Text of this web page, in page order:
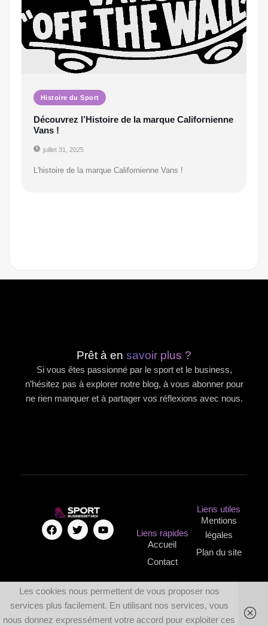
Histoire du Sport
Découvrez l’Histoire de la marque Californienne
Vans !
juillet 31, 2025
L'histoire de la marque Californienne Vans !
Prêt à en savoir plus ?
Si vous êtes passionné par le sport et le business,
n’hésitez pas à explorer notre blog, à vous abonner pour
ne rien manquer et à partager vos réflexions avec nous.
F
a
o
k
T
w
r
Y
o
e
Liens rapides
Accueil
Contact
Liens utiles
Mentions
légales
Plan du site
Les cookies nous permettent de vous proposer nos
services plus facilement. En utilisant nos services, vous
nous donnez expressément votre accord pour exploiter ces